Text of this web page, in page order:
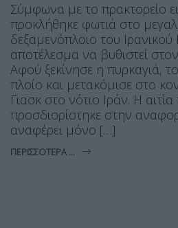
Σύμφωνα με το πρακτορείο
προκλήθηκε φωτιά στο
δεξαμενόπλοιο του Ιρανικού
αποτέλεσμα να βυθιστεί
Αφού ξεκίνησε η πυρκαγιά,
πλοίο και μετακόμισε στο
Γιασκ στο νότιο Ιράν. Η
προσδιορίστηκε στην
αναφέρει μόνο […]
ΠΕΡΙΣΣΌΤΕΡΑ ...